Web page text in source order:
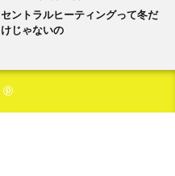
セントラルヒーティングって冬だ
けじゃないの